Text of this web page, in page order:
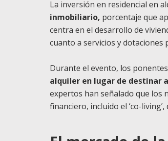
La inversión en residencial en
inmobiliario, porcentaje que
centra en el desarrollo de
cuanto a servicios y dotaciones
Durante el evento, los
alquiler en lugar de destinar
expertos han señalado que los
financiero, incluido el ‘co-